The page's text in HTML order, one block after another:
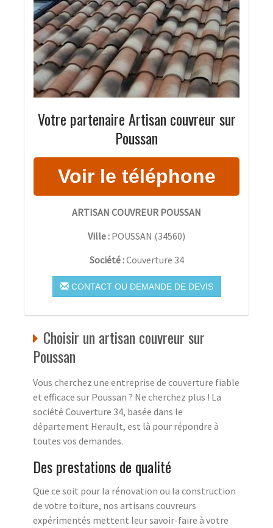
Votre partenaire Artisan couvreur sur
Poussan
ARTISAN COUVREUR POUSSAN
Ville : POUSSAN (34560)
Société :Couverture 34
CONTACT OU DEMANDE DE DEVIS
Choisir un artisan couvreur sur
Poussan
Vous cherchez une entreprise de couverture fiable
et efficace sur Poussan ? Ne cherchez plus ! La
société Couverture 34, basée dans le
département Herault, est là pour répondre à
toutes vos demandes.
Des prestations de qualité
Que ce soit pour la rénovation ou la construction
de votre toiture, nos artisans couvreurs
expérimentés mettent leur savoir-faire à votre